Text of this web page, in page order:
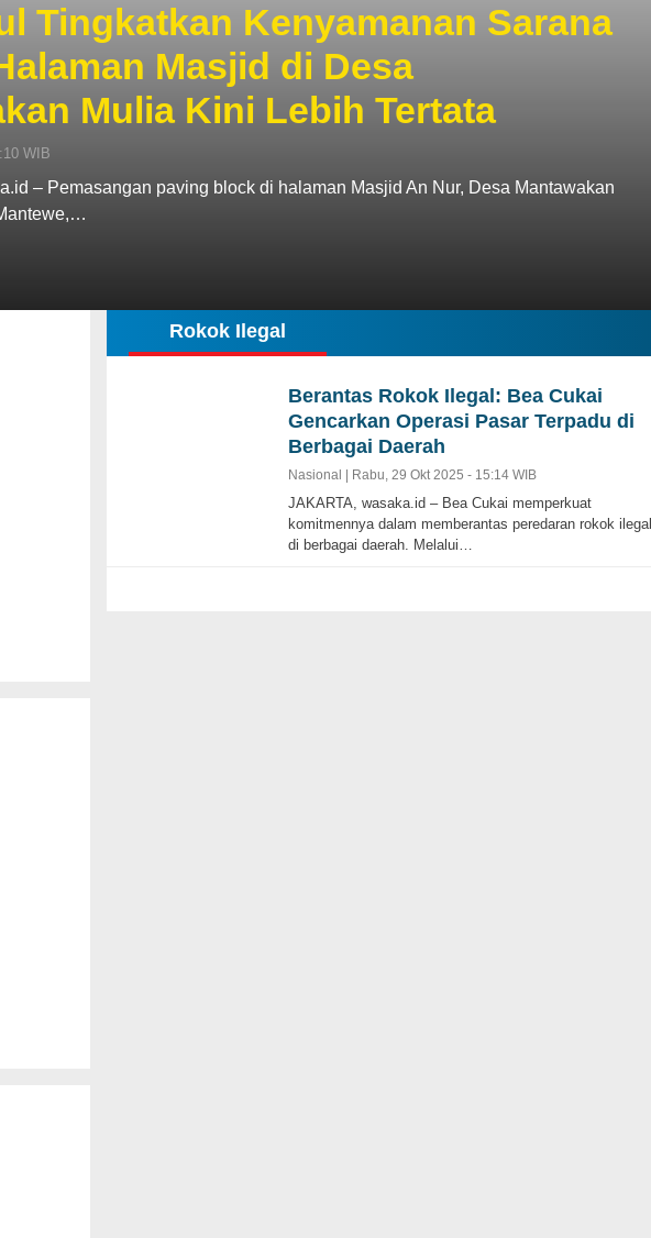
Tingkatkan Kenyamanan Sarana
Masjid di Desa
Mulia Kini Lebih Tertata
WIB
– Pemasangan paving block di halaman Masjid An Nur, Desa Mantawakan
Rokok Ilegal
Berantas Rokok Ilegal: Bea Cukai
Gencarkan Operasi Pasar Terpadu di
Berbagai Daerah
Nasional | Rabu, 29 Okt 2025 - 15:14 WIB
JAKARTA, wasaka.id – Bea Cukai memperkuat
komitmennya dalam memberantas peredaran rokok ilegal
di berbagai daerah. Melalui…